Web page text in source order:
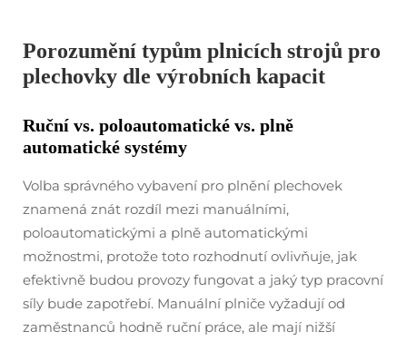
Porozumění typům plnicích strojů pro
plechovky dle výrobních kapacit
Ruční vs. poloautomatické vs. plně
automatické systémy
Volba správného vybavení pro plnění plechovek
znamená znát rozdíl mezi manuálními,
poloautomatickými a plně automatickými
možnostmi, protože toto rozhodnutí ovlivňuje, jak
efektivně budou provozy fungovat a jaký typ pracovní
síly bude zapotřebí. Manuální plniče vyžadují od
zaměstnanců hodně ruční práce, ale mají nižší